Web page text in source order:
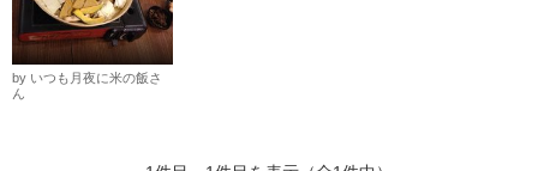
by いつも月夜に米の飯さ
ん